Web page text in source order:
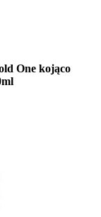
One kojąco